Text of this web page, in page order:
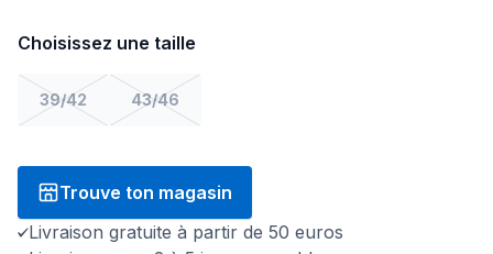
Choisissez une taille
39/42 43/46
Trouve ton magasin
Livraison gratuite à partir de 50 euros